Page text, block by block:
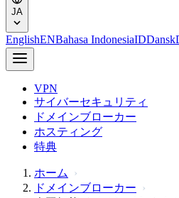
JA
EnglishENBahasa IndonesiaIDDansk
VPN
サイバーセキュリティ
ドメインブローカー
ホスティング
特典
ホーム
ドメインブローカー